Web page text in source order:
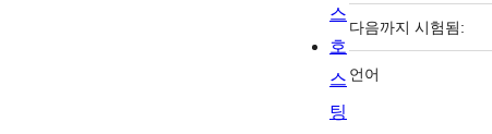
다음까지 시험됨:
언어
스
호
스
팅